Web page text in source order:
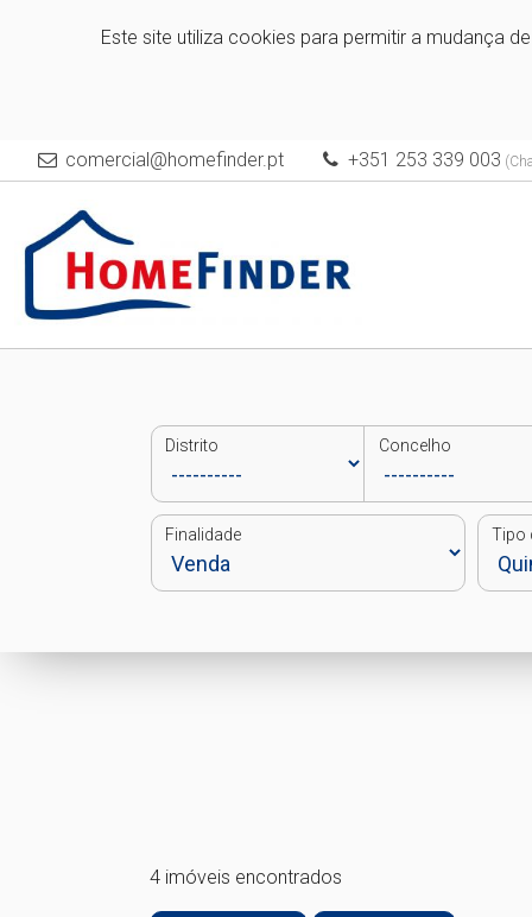
Este site utiliza cookies para permitir a mudança
comercial@homefinder.pt +351 253 339 003
Distrito Concelho
Finalidade Tipo
4 imóveis encontrados